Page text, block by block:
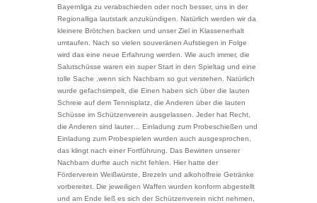
Bayernliga zu verabschieden oder noch besser, uns in der
Regionalliga lautstark anzukündigen. Natürlich werden wir da
kleinere Brötchen backen und unser Ziel in Klassenerhalt
umtaufen. Nach so vielen souveränen Aufstiegen in Folge
wird das eine neue Erfahrung werden. Wie auch immer, die
Salutschüsse waren ein super Start in den Spieltag und eine
tolle Sache ,wenn sich Nachbarn so gut verstehen. Natürlich
wurde gefachsimpelt, die Einen haben sich über die lauten
Schreie auf dem Tennisplatz, die Anderen über die lauten
Schüsse im Schützenverein ausgelassen. Jeder hat Recht,
die Anderen sind lauter… Einladung zum Probeschießen und
Einladung zum Probespielen wurden auch ausgesprochen,
das klingt nach einer Fortführung. Das Bewirten unserer
Nachbarn durfte auch nicht fehlen. Hier hatte der
Förderverein Weißwürste, Brezeln und alkoholfreie Getränke
vorbereitet. Die jeweiligen Waffen wurden konform abgestellt
und am Ende ließ es sich der Schützenverein nicht nehmen,